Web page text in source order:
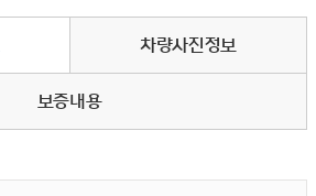
차량사진정보
보증내용